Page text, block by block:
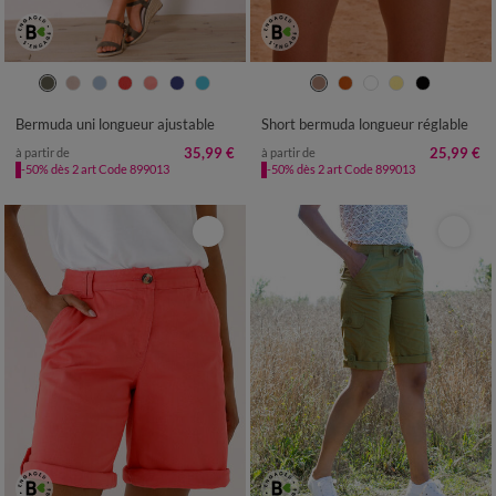
36 38 40 42 44 46
48
Bermuda uni longueur ajustable
à partir de 35,99 €
-50% dès 2 art Code 899013
40 42 46 48
Short bermuda longueur réglable
à partir de 25,99 €
-50% dès 2 art Code 899013